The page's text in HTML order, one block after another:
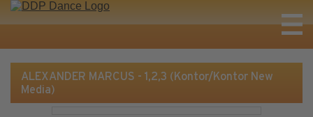
ALEXANDER MARCUS - 1,2,3 (Kontor/Kontor New
Media)